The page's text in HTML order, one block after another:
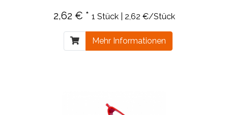
2,62 € * 1 Stück | 2,62 €/Stück
Mehr Informationen